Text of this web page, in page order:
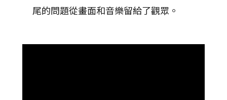
尾的問題從畫面和音樂留給了觀眾。